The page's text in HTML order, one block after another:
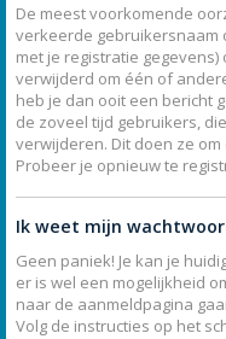
De meest voorkomende
verkeerde gebruikersnaam
met je registratie
verwijderd om één of
heb je dan ooit een bericht
de zoveel tijd gebruikers,
verwijderen. Dit doen ze
Probeer je opnieuw te
Ik weet mijn
Geen paniek! Je kan je
er is wel een mogelijkheid
naar de aanmeldpagina
Volg de instructies op het